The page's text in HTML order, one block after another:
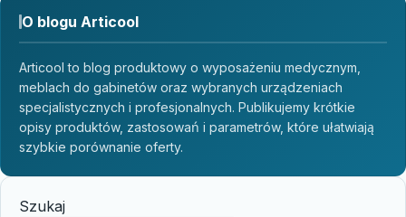
O blogu Articool
Articool to blog produktowy o wyposażeniu medycznym,
meblach do gabinetów oraz wybranych urządzeniach
specjalistycznych i profesjonalnych. Publikujemy krótkie
opisy produktów, zastosowań i parametrów, które ułatwiają
szybkie porównanie oferty.
Szukaj